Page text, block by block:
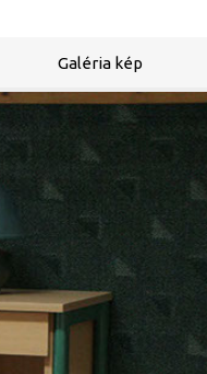
Galéria kép